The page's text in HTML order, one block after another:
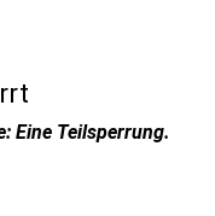
Eine Teilsperrung.